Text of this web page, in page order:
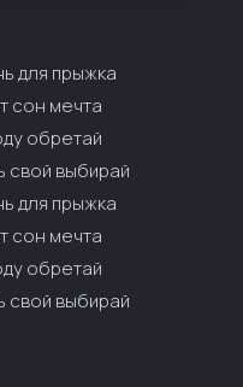
для прыжка
сон мечта
обретай
свой выбирай
для прыжка
сон мечта
обретай
свой выбирай